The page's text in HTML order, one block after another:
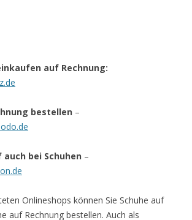
auf Rechnung:
bestellen –
bei Schuhen –
Onlineshops können Sie Schuhe auf
auf Rechnung bestellen. Auch als